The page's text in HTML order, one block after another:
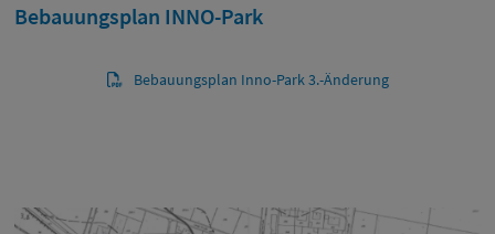
Bebauungsplan INNO-Park
Bebauungsplan Inno-Park 3.-Änderung